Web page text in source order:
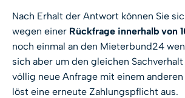
Nach Erhalt der Antwort können Sie
wegen einer Rückfrage innerhalb von
noch einmal an den Mieterbund24
sich aber um den gleichen
völlig neue Anfrage mit einem
löst eine erneute Zahlungspflicht aus.